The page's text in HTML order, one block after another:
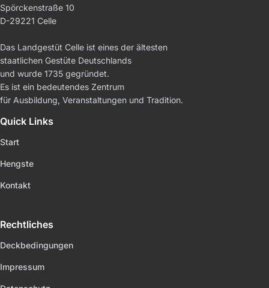
Spörckenstraße 10
D-29221 Celle
Das Landgestüt Celle ist eines der ältesten
staatlichen Gestüte Deutschlands
und wurde 1735 gegründet.
Es ist ein bedeutendes Zentrum
für Ausbildung, Veranstaltungen und Tradition.
Quick Links
Start
Hengste
Kontakt
Rechtliches
Deckbedingungen
Impressum